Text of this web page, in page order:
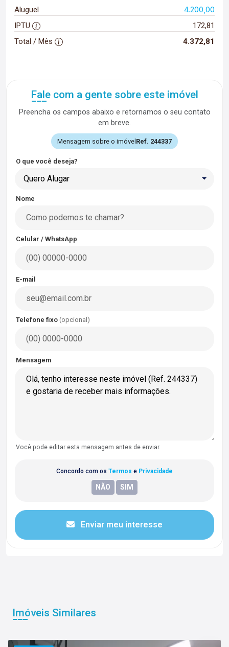
Aluguel 4.200,00
IPTU
172,81
Total / Mês
4.372,81
Fale com a gente sobre este imóvel
Preencha os campos abaixo e retornamos o seu contato
em breve.
Mensagem sobre o imóvel Ref. 244337
O que você deseja?
Quero Alugar
Nome
Celular / WhatsApp
E-mail
Telefone fixo (opcional)
Mensagem
Você pode editar esta mensagem antes de enviar.
Concordo com os Termos e Privacidade
Enviar meu interesse
Imóveis Similares